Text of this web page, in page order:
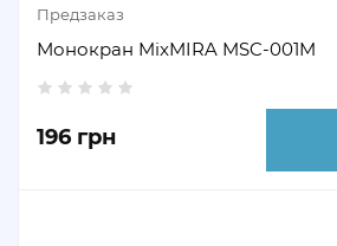
Предзаказ
Монокран MixMIRA MSC-001M
196 грн